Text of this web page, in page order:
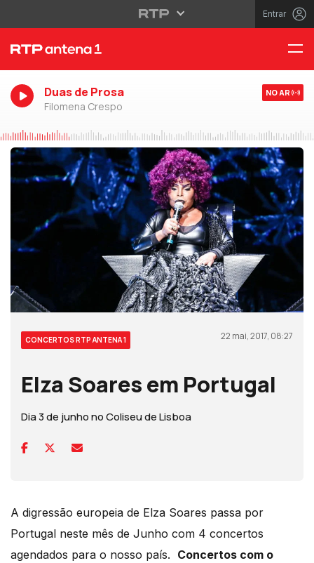
Entrar
Duas de Prosa
Filomena Crespo
NO AR
CONCERTOS RTP ANTENA 1 22 mai, 2017, 08:27
Elza Soares em Portugal
Dia 3 de junho no Coliseu de Lisboa
A digressão europeia de Elza Soares passa por
Portugal neste mês de Junho com 4 concertos
agendados para o nosso país. Concertos com o